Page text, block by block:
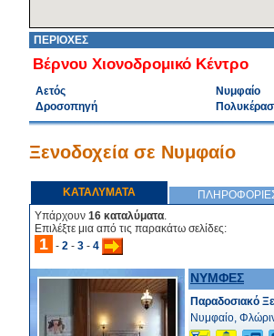
ΠΕΡΙΟΧΕΣ
Βέρνου Χιονοδρομικό Κέντρο
Αετός
Δροσοπηγή
Νυμφαίο
Ξενοδοχεία σε Νυμφαίο
ΚΑΤΑΛΥΜΑΤΑ
Υπάρχουν 16 καταλύματα.
Επιλέξτε μια από τις παρακάτω σελίδες:
1 - 2 - 3 - 4
ΝΥΜΦΕΣ
Παραδοσιακό
Νυμφαίο,